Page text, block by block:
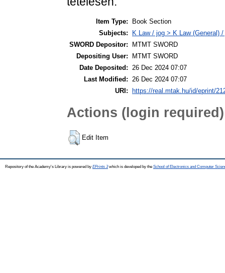
Item Type:
Book Section
Subjects:
K Law / jog > K Law (General)
SWORD Depositor:
MTMT SWORD
Depositing User:
MTMT SWORD
Date Deposited:
26 Dec 2024 07:07
Last Modified:
26 Dec 2024 07:07
URI:
https://real.mtak.hu/id/eprint/
Actions (login required)
Edit Item
Repository of the Academy's Library is powered by EPrints 3which is developed by the School of Electronics and Computer